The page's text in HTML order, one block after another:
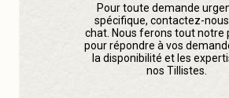
Pour toute demande
spécifique, contactez-
chat. Nous ferons tout notre
pour répondre à vos
la disponibilité et les
nos Tillistes.